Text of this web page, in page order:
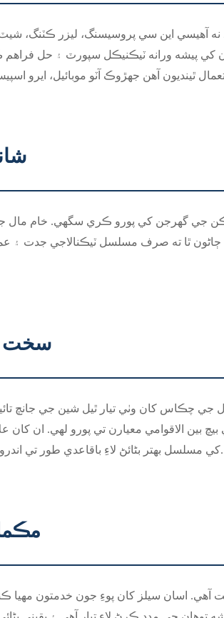
آهيسي اين سي پروسيسنگ، ليزر ڪٽنگ،
پيشه ورانه ٽيڪنيڪل سپورٽ ۽ حل فراهم
جي گهرجن کي پورو ڪري سگهي. خام مال
ڄاڻون ٿا ته صرف مسلسل ٽيڪنالاجي
سخت
جي چڪاس کان وٺي تيار ٿيل شين جي جانچ
بين الاقوامي معيارن تي پورو لهي. ان
کي مسلسل بهتر بڻائڻ لاءِ باقاعدي طور تي اندروني آڊٽ ۽ ٻاهرين سرٽيفڪيشن پڻ ڪندا آهيون.
اسان سيلز کان پوءِ جون خدمتون مهيا